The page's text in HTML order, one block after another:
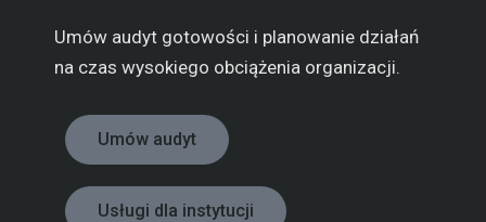
Umów audyt gotowości i planowanie działań
na czas wysokiego obciążenia organizacji.
Umów audyt
Usługi dla instytucji